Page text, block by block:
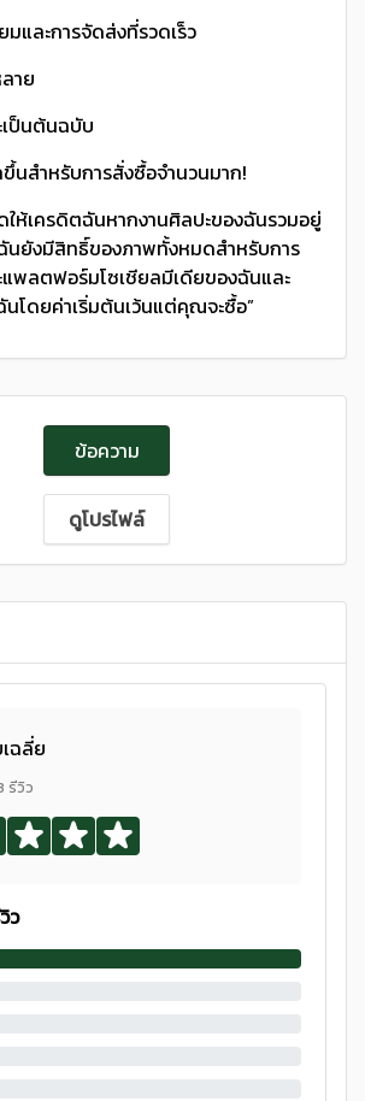
และการจัดส่งที่รวดเร็ว
าย
เป็นต้นฉบับ
นสําหรับการสั่งซื้อจํานวนมาก!
ให้เครดิตฉันหากงานศิลปะของฉันรวมอยู่
นยังมีสิทธิ์ของภาพทั้งหมดสําหรับการ
พลตฟอร์มโซเชียลมีเดียของฉันและ
โดยค่าเริ่มต้นเว้นแต่คุณจะซื้อ”
ข้อความ
ดูโปรไฟล์
ฉลี่ย
รีวิว
ว